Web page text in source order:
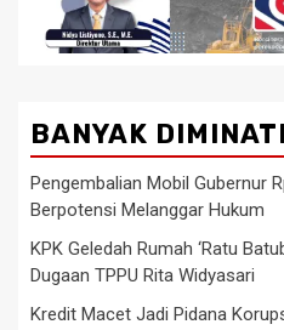
BANYAK DIMINATI
Pengembalian Mobil Gubernur
Berpotensi Melanggar Hukum
KPK Geledah Rumah ‘Ratu
Dugaan TPPU Rita Widyasari
Kredit Macet Jadi Pidana